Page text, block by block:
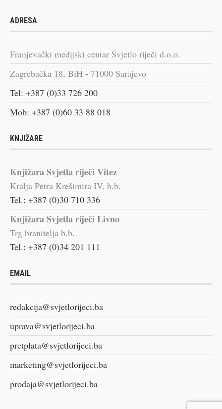
ADRESA
Franjevački medijski centar Svjetlo riječi d.o.o.
Zagrebačka 18, BiH - 71000 Sarajevo
Tel: +387 (0)33 726 200
Mob: +387 (0)60 33 88 018
KNJIŽARE
Knjižara Svjetla riječi Vitez
Kralja Petra Krešimira IV, b.b.
Tel.: +387 (0)30 710 336
Knjižara Svjetla riječi Livno
Trg branitelja b.b.
Tel.: +387 (0)34 201 111
EMAIL
redakcija@svjetlorijeci.ba
uprava@svjetlorijeci.ba
pretplata@svjetlorijeci.ba
marketing@svjetlorijeci.ba
prodaja@svjetlorijeci.ba